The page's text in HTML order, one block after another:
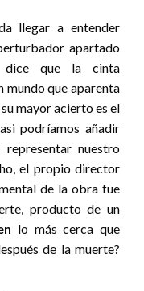
llegar a entender
apartado
que la cinta
mundo que aparenta
mayor acierto es el
podríamos añadir
nuestro
el propio director
de la obra fue
producto de un
lo más cerca que
de la muerte?